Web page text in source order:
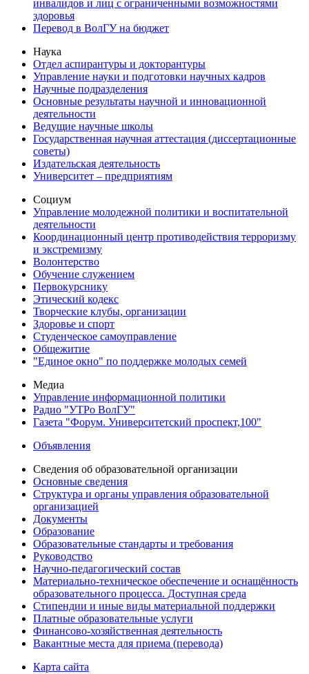
инвалидов и лиц с ограниченными возможностями
здоровья
Перевод в ВолГУ на бюджет
Наука
Отдел аспирантуры и докторантуры
Управление науки и подготовки научных кадров
Научные подразделения
Основные результаты научной и инновационной
деятельности
Ведущие научные школы
Государственная научная аттестация (диссертационные
советы)
Издательская деятельность
Университет – предприятиям
Социум
Управление молодежной политики и воспитательной
деятельности
Координационный центр противодействия терроризму
и экстремизму
Волонтерство
Обучение служением
Первокурснику
Этический кодекс
Творческие клубы, организации
Здоровье и спорт
Студенческое самоуправление
Общежитие
"Единое окно" по поддержке молодых семей
Медиа
Управление информационной политики
Радио "УТРо ВолГУ"
Газета "Форум. Университетский проспект,100"
Объявления
Сведения об образовательной организации
Основные сведения
Структура и органы управления образовательной
организацией
Документы
Образование
Образовательные стандарты и требования
Руководство
Научно-педагогический состав
Материально-техническое обеспечение и оснащённость
образовательного процесса. Доступная среда
Стипендии и иные виды материальной поддержки
Платные образовательные услуги
Финансово-хозяйственная деятельность
Вакантные места для приема (перевода)
Карта сайта